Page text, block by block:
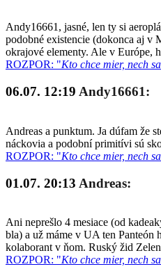
Andy16661, jasné, len ty si
podobné existencie (dokonca aj v
okrajové elementy. Ale v Európe,
ROZPOR: "Kto chce mier, nech
06.07. 12:19 Andy16661:
Andreas a punktum. Ja dúfam že
náckovia a podobní primitívi sú
ROZPOR: "Kto chce mier, nech
01.07. 20:13 Andreas:
Ani neprešlo 4 mesiace (od
bla) a už máme v UA ten Panteón
kolaborant v ňom. Ruský žid
ROZPOR: "Kto chce mier, nech